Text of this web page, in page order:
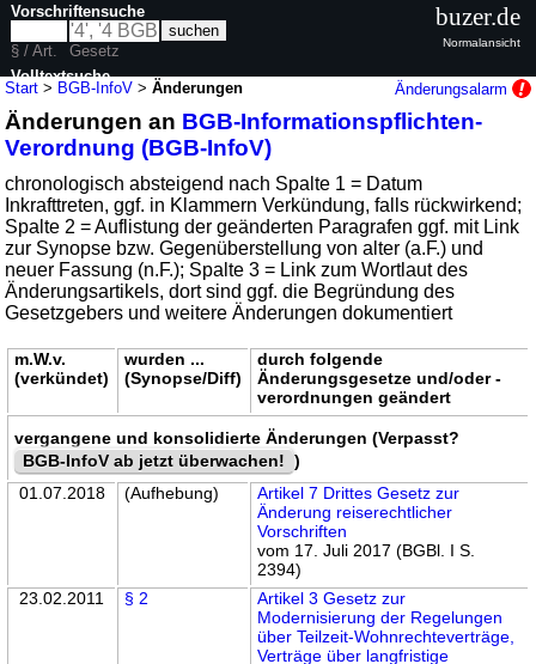
Start > BGB-InfoV >Änderungen Änderungsalarm
Änderungen an BGB-Informationspflichten-
Verordnung (BGB-InfoV)
chronologisch absteigend nach Spalte 1 = Datum
Inkrafttreten, ggf. in Klammern Verkündung, falls rückwirkend;
Spalte 2 = Auflistung der geänderten Paragrafen ggf. mit Link
zur Synopse bzw. Gegenüberstellung von alter (a.F.) und
neuer Fassung (n.F.); Spalte 3 = Link zum Wortlaut des
Änderungsartikels, dort sind ggf. die Begründung des
Gesetzgebers und weitere Änderungen dokumentiert
m.W.v.
(verkündet)
wurden ...
(Synopse/Diff)
durch folgende
Änderungsgesetze und/oder -
verordnungen geändert
vergangene und konsolidierte Änderungen (Verpasst?
BGB-InfoV ab jetzt überwachen! )
01.07.2018
(Aufhebung)
Artikel 7 Drittes Gesetz zur
Änderung reiserechtlicher
Vorschriften
vom 17. Juli 2017 (BGBl. I S.
2394)
23.02.2011
§ 2
Artikel 3 Gesetz zur
Modernisierung der Regelungen
über Teilzeit-Wohnrechteverträge,
Verträge über langfristige
Vorschriftensuche
§ / Art.
Gesetz
Volltextsuche
nur in BGB-InfoV
buzer.de
Normalansicht